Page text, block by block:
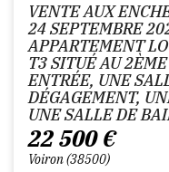
VENTE AUX
24 SEPTEMBRE
APPARTEMENT
T3 SITUÉ AU
ENTRÉE, UNE
DÉGAGEMENT,
UNE SALLE DE
22 500 €
Voiron 38500